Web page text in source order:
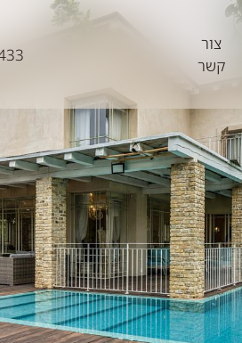
צור
קשר